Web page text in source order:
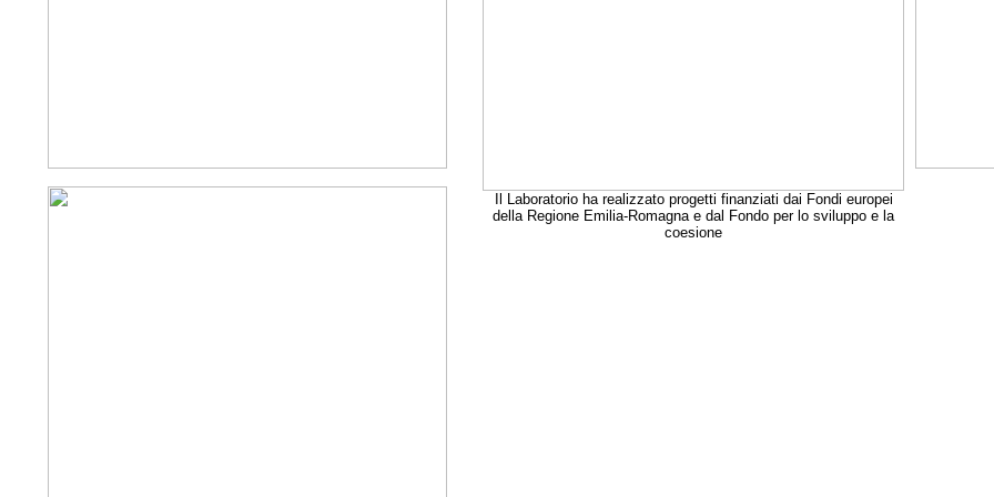
Il Laboratorio ha realizzato progetti finanziati dai Fondi europei
della Regione Emilia-Romagna e dal Fondo per lo sviluppo e la
coesione